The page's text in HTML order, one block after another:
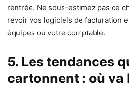
rentrée. Ne sous-estimez pas ce
revoir vos logiciels de facturation
équipes ou votre comptable.
5. Les tendances
cartonnent : où va